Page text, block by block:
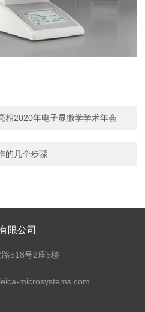
相2020年电子显微学学术年会
的几个步骤
限公司
518号2座5楼
microsystems.com